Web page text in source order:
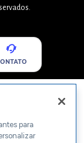
para